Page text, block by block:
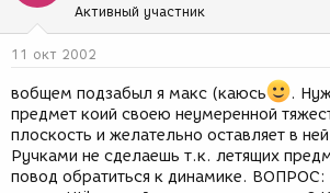
е
м
ы
з
д
и
я
Активный участник
11 окт 2002
вобщем подзабыл я макс (каюсь
.
предмет коий своею неумеренной
плоскость и желательно оставляет в
Ручками не сделаешь т.к. летящих
повод обратиться к динамике. ВОПРОС: